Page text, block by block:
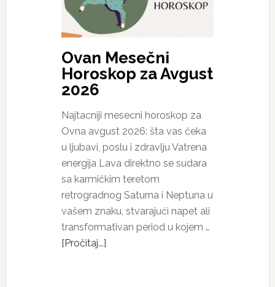
Ovan Mesečni
Horoskop za Avgust
2026
Najtacniji mesecni horoskop za
Ovna avgust 2026: šta vas čeka
u ljubavi, poslu i zdravlju Vatrena
energija Lava direktno se sudara
sa karmičkim teretom
retrogradnog Saturna i Neptuna u
vašem znaku, stvarajući napet ali
transformativan period u kojem …
[Pročitaj...]